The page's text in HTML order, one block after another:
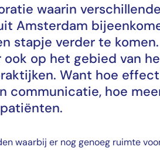
waarin verschillende
Amsterdam
stapje verder te
ook op het gebied van
Want hoe
communicatie, hoe
waarbij er nog genoeg ruimte